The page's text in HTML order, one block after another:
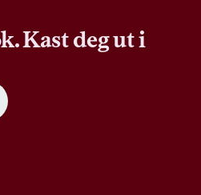
Kast deg ut i